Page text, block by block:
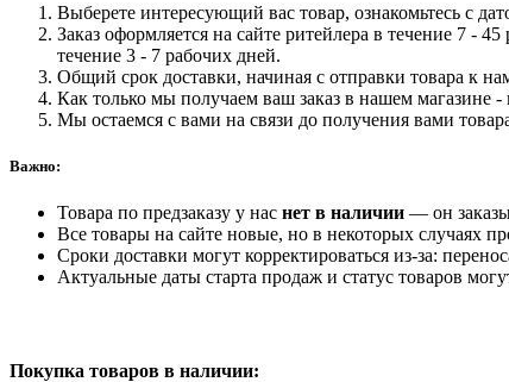
Выберете интересующий вас товар, ознакомьтесь с
Заказ оформляется на сайте ритейлера в течение 7 -
течение 3 - 7 рабочих дней.
Общий срок доставки, начиная с отправки товара к
Как только мы получаем ваш заказ в нашем магазине
Мы остаемся с вами на связи до получения вами
Важно:
Товара по предзаказу у нас нет в наличии — он
Все товары на сайте новые, но в некоторых случаях
Сроки доставки могут корректироваться из-за:
Актуальные даты старта продаж и статус товаров
Покупка товаров в наличии: